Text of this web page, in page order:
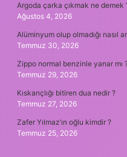
Argoda çarka çıkmak ne demek
Ağustos 4, 2026
Alüminyum olup olmadığı nasıl
Temmuz 30, 2026
Zippo normal benzinle yanar mı
Temmuz 29, 2026
Kıskançlığı bitiren dua nedir ?
Temmuz 27, 2026
Zafer Yılmaz’ın oğlu kimdir ?
Temmuz 25, 2026